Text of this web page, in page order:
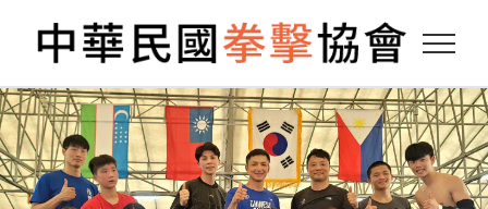
content